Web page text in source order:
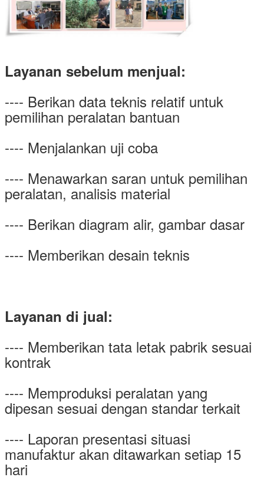
Layanan sebelum menjual:
---- Berikan data teknis relatif untuk
pemilihan peralatan bantuan
---- Menjalankan uji coba
---- Menawarkan saran untuk pemilihan
peralatan, analisis material
---- Berikan diagram alir, gambar dasar
---- Memberikan desain teknis
Layanan di jual:
---- Memberikan tata letak pabrik sesuai
kontrak
---- Memproduksi peralatan yang
dipesan sesuai dengan standar terkait
---- Laporan presentasi situasi
manufaktur akan ditawarkan setiap 15
hari